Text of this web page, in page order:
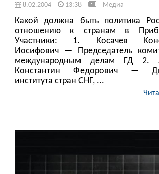
8.02.2004 13:38 Медиа
Какой должна быть политика
отношению к странам в
Участники: 1. Косачев
Иосифович — Председатель
международным делам ГД 2.
Константин Федорович —
института стран СНГ, ...